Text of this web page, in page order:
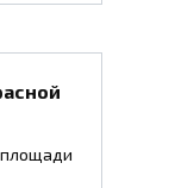
площади